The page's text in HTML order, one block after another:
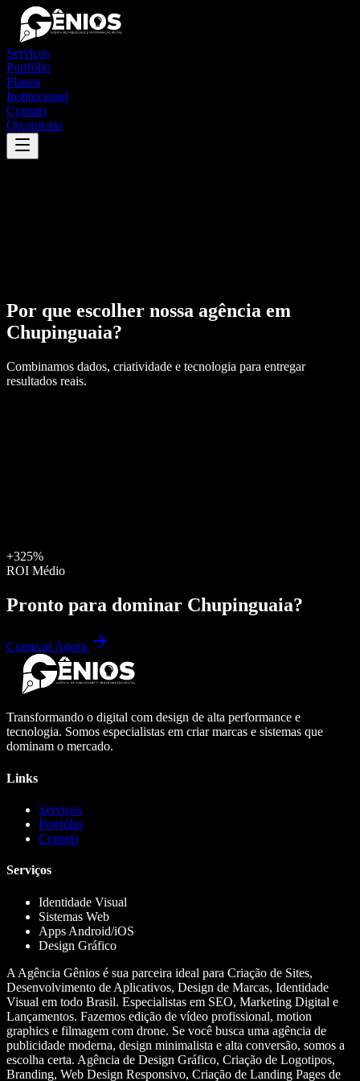
Serviços
Portfólio
Planos
Institucional
Contato
Orçamento
Por que escolher nossa agência em
Chupinguaia?
Combinamos dados, criatividade e tecnologia para entregar
resultados reais.
+325%
ROI Médio
Pronto para dominar Chupinguaia?
Começar Agora
Transformando o digital com design de alta performance e
tecnologia. Somos especialistas em criar marcas e sistemas que
dominam o mercado.
Links
Serviços
Portfólio
Contato
Serviços
Identidade Visual
Sistemas Web
Apps Android/iOS
Design Gráfico
A Agência Gênios é sua parceira ideal para Criação de Sites,
Desenvolvimento de Aplicativos, Design de Marcas, Identidade
Visual em todo Brasil. Especialistas em SEO, Marketing Digital e
Lançamentos. Fazemos edição de vídeo profissional, motion
graphics e filmagem com drone. Se você busca uma agência de
publicidade moderna, design minimalista e alta conversão, somos a
escolha certa. Agência de Design Gráfico, Criação de Logotipos,
Branding, Web Design Responsivo, Criação de Landing Pages de